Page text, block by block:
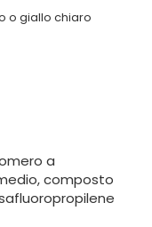
o giallo chiaro
a
composto